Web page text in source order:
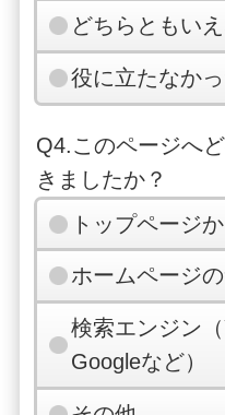
どちらともい
役に立たなか
Q4.このページへ
きましたか？
トップページ
ホームページ
検索エンジン
Googleなど）